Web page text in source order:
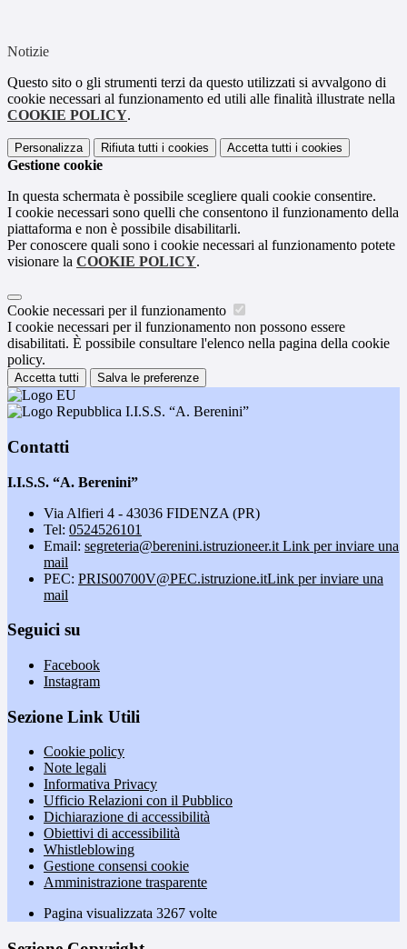
Notizie
Questo sito o gli strumenti terzi da questo utilizzati si avvalgono di
cookie necessari al funzionamento ed utili alle finalità illustrate nella
COOKIE POLICY.
Personalizza Rifiuta tutti i cookies Accetta tutti i cookies
Gestione cookie
In questa schermata è possibile scegliere quali cookie consentire.
I cookie necessari sono quelli che consentono il funzionamento della
piattaforma e non è possibile disabilitarli.
Per conoscere quali sono i cookie necessari al funzionamento potete
visionare la COOKIE POLICY.
Cookie necessari per il funzionamento
I cookie necessari per il funzionamento non possono essere
disabilitati. È possibile consultare l'elenco nella pagina della cookie
policy.
Accetta tutti Salva le preferenze
I.I.S.S. “A. Berenini”
Contatti
I.I.S.S. “A. Berenini”
Via Alfieri 4 - 43036 FIDENZA (PR)
Tel: 0524526101
Email: segreteria@berenini.istruzioneer.it Link per inviare una
mail
PEC: PRIS00700V@PEC.istruzione.itLink per inviare una
mail
Seguici su
Facebook
Instagram
Sezione Link Utili
Cookie policy
Note legali
Informativa Privacy
Ufficio Relazioni con il Pubblico
Dichiarazione di accessibilità
Obiettivi di accessibilità
Whistleblowing
Gestione consensi cookie
Amministrazione trasparente
Pagina visualizzata 3267 volte